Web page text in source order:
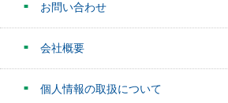
お問い合わせ
会社概要
個人情報の取扱について